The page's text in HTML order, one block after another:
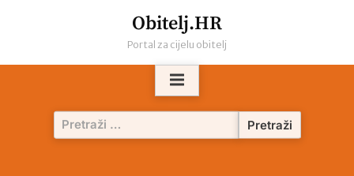
Obitelj.HR
Portal za cijelu obitelj
Pretraži: